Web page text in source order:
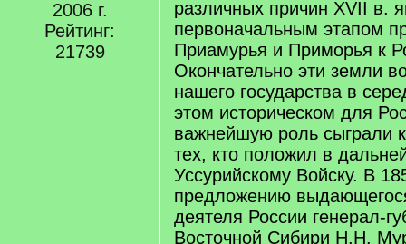
2006 г.
Рейтинг:
21739
различных причин XVII в.
первоначальным этапом
Приамурья и Приморья к
Окончательно эти земли
нашего государства в
этом историческом для
важнейшую роль сыграли
тех, кто положил в
Уссурийскому Войску. В
предложению
деятеля России генерал-
Восточной Сибири Н.Н.